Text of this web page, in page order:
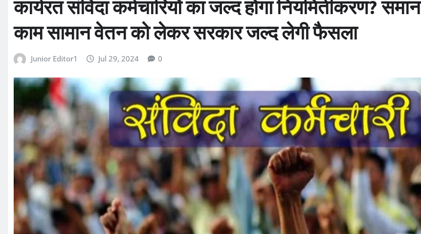
कार्यरत संविदा कर्मचारियों का जल्द होगा नियमितीकरण? समान
काम सामान वेतन को लेकर सरकार जल्द लेगी फैसला
Junior Editor1 Jul 29, 2024 0